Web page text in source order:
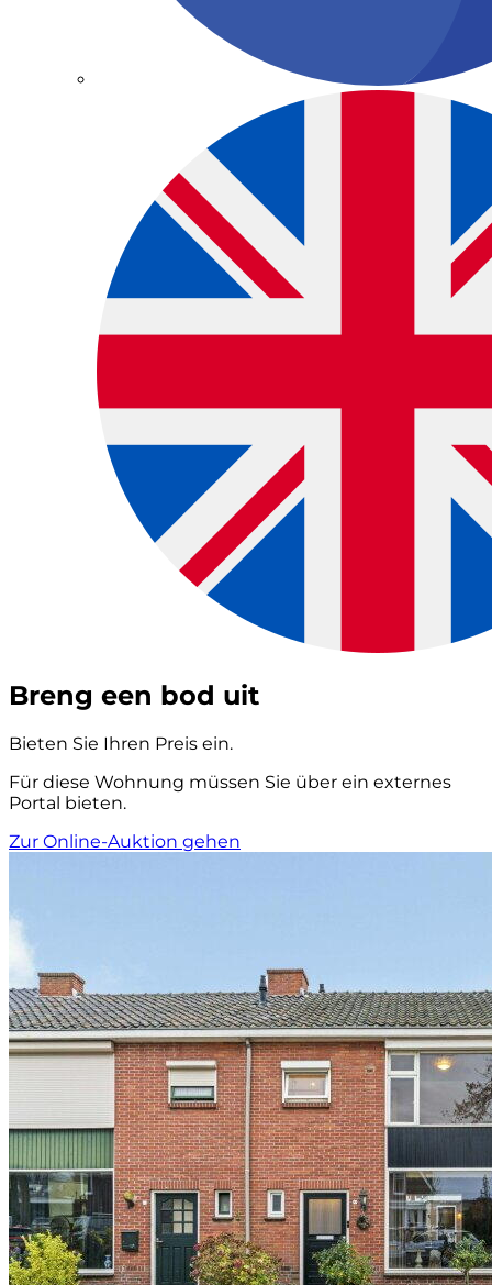
Breng een bod uit
Bieten Sie Ihren Preis ein.
Für diese Wohnung müssen Sie über ein externes
Portal bieten.
Zur Online-Auktion gehen